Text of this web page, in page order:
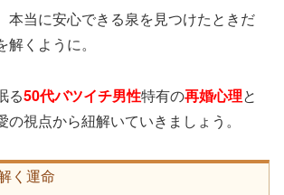
本当に安心できる泉を見つけたときだ
くように。
る50代バツイチ男性特有の再婚心理と
視点から紐解いていきましょう。
く運命